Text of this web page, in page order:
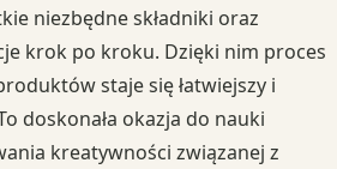
niezbędne składniki oraz
krok po kroku. Dzięki nim proces
staje się łatwiejszy i
doskonała okazja do nauki
kreatywności związanej z